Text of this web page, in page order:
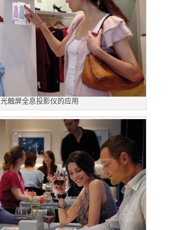
光触屏全息投影仪的应用